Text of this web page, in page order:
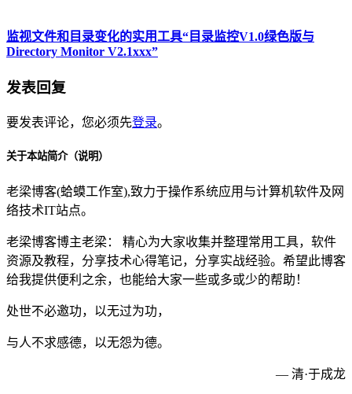
监视文件和目录变化的实用工具“目录监控V1.0绿色版与
Directory Monitor V2.1xxx”
发表回复
要发表评论，您必须先登录。
关于本站简介（说明）
老梁博客(蛤蟆工作室),致力于操作系统应用与计算机软件及网
络技术IT站点。
老梁博客博主老梁： 精心为大家收集并整理常用工具，软件
资源及教程，分享技术心得笔记，分享实战经验。希望此博客
给我提供便利之余，也能给大家一些或多或少的帮助！
处世不必邀功，以无过为功，
与人不求感德，以无怨为德。
— 清·于成龙